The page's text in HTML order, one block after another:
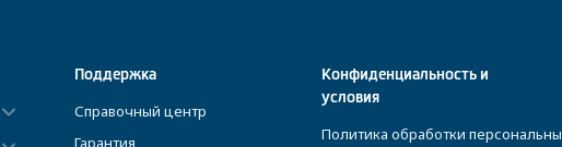
Поддержка
Справочный центр
Гарантия
Конфиденциальность и
условия
Политика обработки